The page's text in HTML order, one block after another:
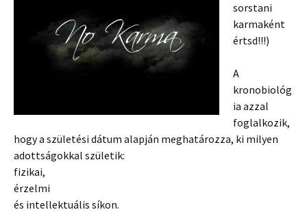
sorstani
karmaként
értsd!!!)
A
kronobiológ
ia azzal
foglalkozik,
hogy a születési dátum alapján meghatározza, ki milyen
adottságokkal születik:
fizikai,
érzelmi
és intellektuális síkon.